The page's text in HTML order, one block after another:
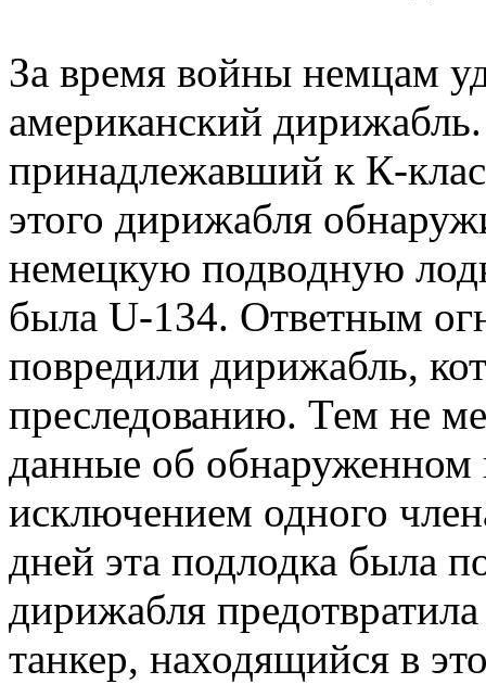
За время войны немцам
американский
принадлежавший к К-
этого дирижабля
немецкую подводную
была U-134. Ответным
повредили дирижабль,
преследованию. Тем не
данные об обнаруженном
исключением одного
дней эта подлодка была
дирижабля
танкер, находящийся в